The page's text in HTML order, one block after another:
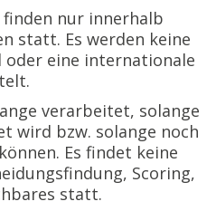
nur innerhalb
statt. Es werden keine
eine internationale
verarbeitet, solange
wird bzw. solange noch
Es findet keine
Scoring,
statt.